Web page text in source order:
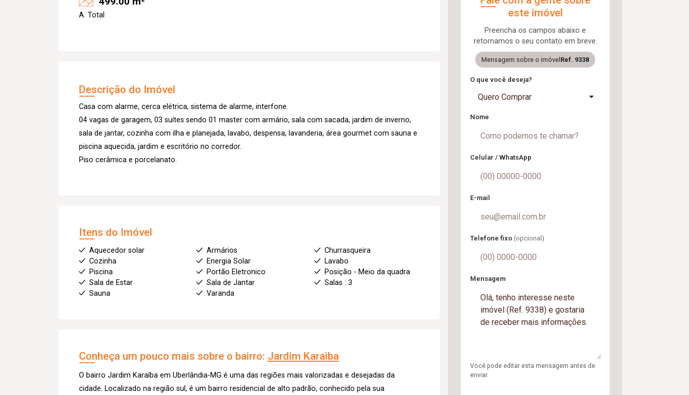
A. Total
Descrição do Imóvel
Casa com alarme, cerca elétrica, sistema de alarme, interfone.
04 vagas de garagem, 03 suítes sendo 01 master com armário, sala com sacada, jardim de inverno,
sala de jantar, cozinha com ilha e planejada, lavabo, despensa, lavanderia, área gourmet com sauna e
piscina aquecida, jardim e escritório no corredor.
Piso cerâmica e porcelanato.
Itens do Imóvel
Aquecedor solar Armários
Churrasqueira
Cozinha
Energia Solar
Lavabo
Piscina
Portão Eletronico
Posição - Meio da quadra
Sala de Estar
Sala de Jantar
Salas : 3
Sauna
Varanda
Conheça um pouco mais sobre o bairro: Jardim Karaiba
O bairro Jardim Karaíba em Uberlândia-MG é uma das regiões mais valorizadas e desejadas da
cidade. Localizado na região sul, é um bairro residencial de alto padrão, conhecido pela sua
este imóvel
Preencha os campos abaixo e
retornamos o seu contato em breve.
Mensagem sobre o imóvel Ref. 9338
O que você deseja?
Quero Comprar
Nome
Celular / WhatsApp
E-mail
Telefone fixo (opcional)
Mensagem
Você pode editar esta mensagem antes de
enviar.